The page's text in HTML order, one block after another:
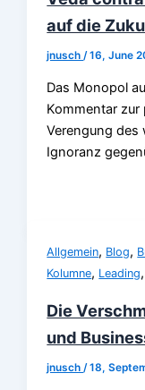
auf die
jnusch/16, June
Das Monopol
Kommentar
Verengung des
Ignoranz
Allgemein, Blog,
Kolumne, Leading,
Die
und
jnusch/18,